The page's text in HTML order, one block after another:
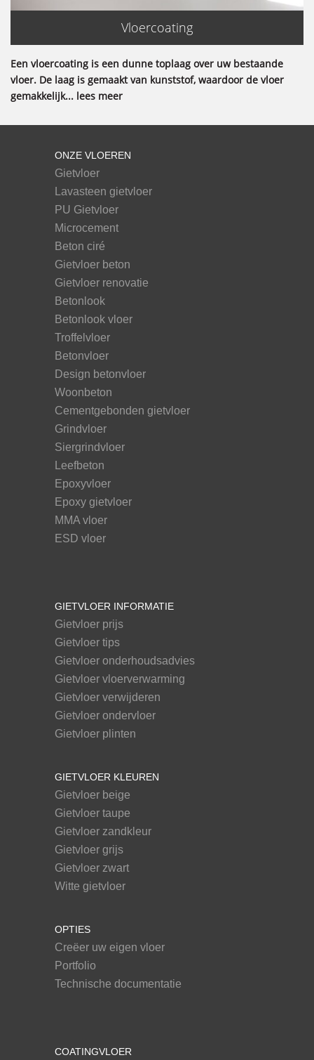
Vloercoating
Een vloercoating is een dunne toplaag over uw bestaande
vloer. De laag is gemaakt van kunststof, waardoor de vloer
gemakkelijk... lees meer
ONZE VLOEREN
Gietvloer
Lavasteen gietvloer
PU Gietvloer
Microcement
Beton ciré
Gietvloer beton
Gietvloer renovatie
Betonlook
Betonlook vloer
Troffelvloer
Betonvloer
Design betonvloer
Woonbeton
Cementgebonden gietvloer
Grindvloer
Siergrindvloer
Leefbeton
Epoxyvloer
Epoxy gietvloer
MMA vloer
ESD vloer
GIETVLOER INFORMATIE
Gietvloer prijs
Gietvloer tips
Gietvloer onderhoudsadvies
Gietvloer vloerverwarming
Gietvloer verwijderen
Gietvloer ondervloer
Gietvloer plinten
GIETVLOER KLEUREN
Gietvloer beige
Gietvloer taupe
Gietvloer zandkleur
Gietvloer grijs
Gietvloer zwart
Witte gietvloer
OPTIES
Creëer uw eigen vloer
Portfolio
Technische documentatie
COATINGVLOER